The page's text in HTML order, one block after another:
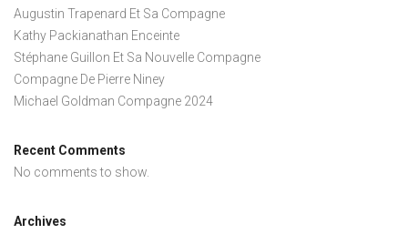
Augustin Trapenard Et Sa Compagne
Kathy Packianathan Enceinte
Stéphane Guillon Et Sa Nouvelle Compagne
Compagne De Pierre Niney
Michael Goldman Compagne 2024
Recent Comments
No comments to show.
Archives